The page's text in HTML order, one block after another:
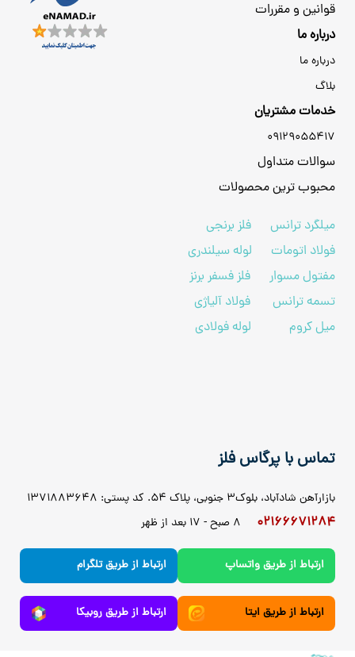
قوانین و مقررات
درباره ما
درباره ما
بلاگ
خدمات مشتریان
09129055417
سوالات متداول
محبوب ترین محصولات
میلگرد ترانس
فلز برنجی
فولاد اتومات
لوله سیلندری
مفتول مسوار
فلز فسفر برنز
تسمه ترانس
فولاد آلیاژی
میل کروم
لوله فولادی
تماس با پرگاس فلز
بازارآهن شادآباد، بلوک3 جنوبی، پلاک 54. کد پستی: 1371883648
02166671284
ارتباط از طریق واتساپ ارتباط از طریق تلگرام
ارتباط از طریق ایتا ارتباط از طریق روبیکا